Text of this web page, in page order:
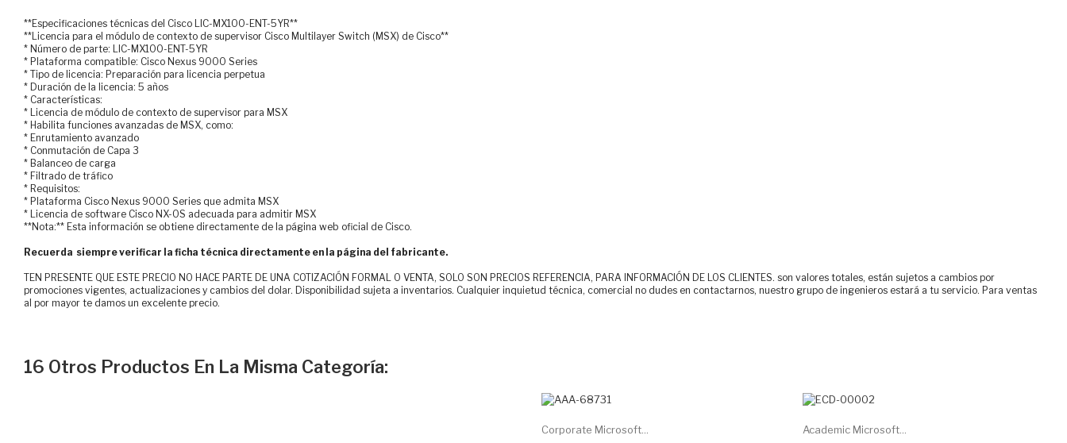
**Especificaciones técnicas del Cisco LIC-MX100-ENT-5YR**
**Licencia para el módulo de contexto de supervisor Cisco Multilayer Switch (MSX) de Cisco**
* Número de parte: LIC-MX100-ENT-5YR
* Plataforma compatible: Cisco Nexus 9000 Series
* Tipo de licencia: Preparación para licencia perpetua
* Duración de la licencia: 5 años
* Características:
* Licencia de módulo de contexto de supervisor para MSX
* Habilita funciones avanzadas de MSX, como:
* Enrutamiento avanzado
* Conmutación de Capa 3
* Balanceo de carga
* Filtrado de tráfico
* Requisitos:
* Plataforma Cisco Nexus 9000 Series que admita MSX
* Licencia de software Cisco NX-OS adecuada para admitir MSX
**Nota:** Esta información se obtiene directamente de la página web oficial de Cisco.
Recuerda siempre verificar la ficha técnica directamente en la página del fabricante.
TEN PRESENTE QUE ESTE PRECIO NO HACE PARTE DE UNA COTIZACIÓN FORMAL O VENTA, SOLO SON PRECIOS REFERENCIA, PARA INFORMACIÓN DE LOS CLIENTES. son valores totales, están sujetos a cambios por
promociones vigentes, actualizaciones y cambios del dolar. Disponibilidad sujeta a inventarios. Cualquier inquietud técnica, comercial no dudes en contactarnos, nuestro grupo de ingenieros estará a tu servicio. Para ventas
al por mayor te damos un excelente precio.
16 Otros Productos En La Misma Categoría:
Corporate Microsoft...
Academic Microsoft...